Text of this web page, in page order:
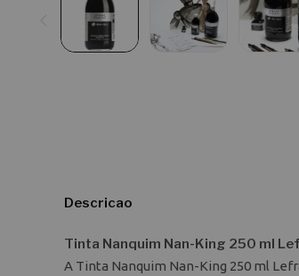
Descricao
Tinta Nanquim Nan-King 250 ml
A Tinta Nanquim Nan-King 250 ml